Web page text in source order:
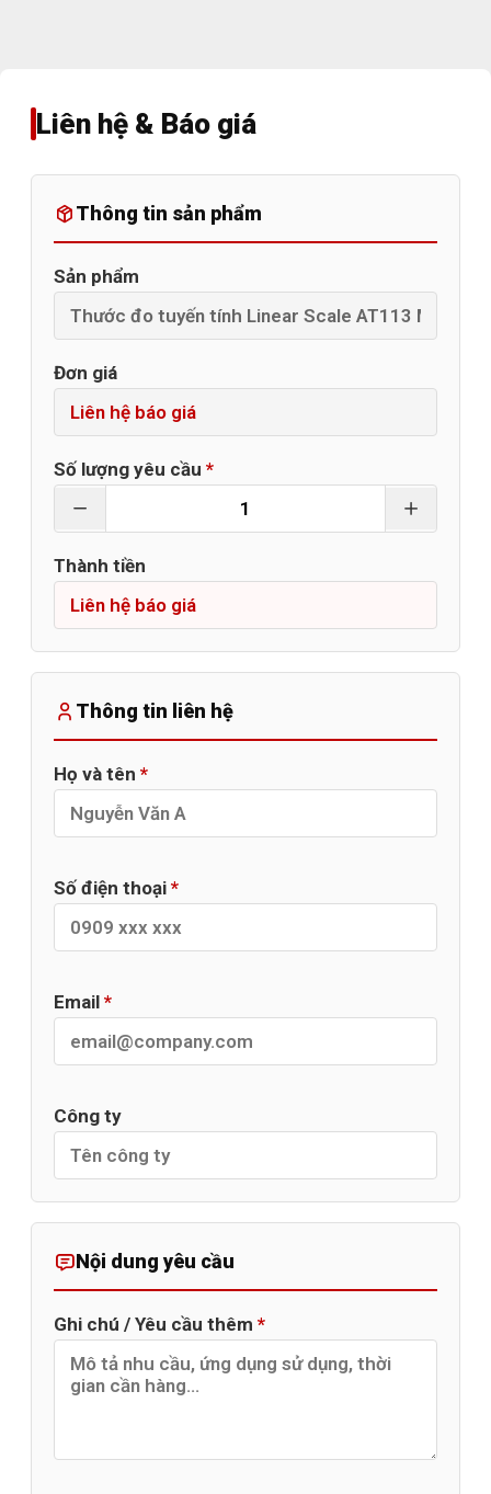
Liên hệ & Báo giá
Thông tin sản phẩm
Sản phẩm
Đơn giá
Số lượng yêu cầu *
Thành tiền
Thông tin liên hệ
Họ và tên *
Số điện thoại *
Email *
Công ty
Nội dung yêu cầu
Ghi chú / Yêu cầu thêm *